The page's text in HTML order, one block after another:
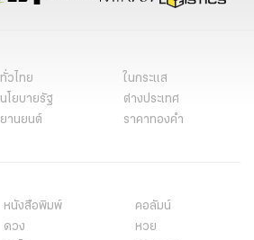
ทั่วไทย
ในกระแส
นโยบายรัฐ
ต่างประเทศ
ยานยนต์
ราคาทองคำ
หนังสือพิมพ์
คอลัมน์
ดวง
หวย